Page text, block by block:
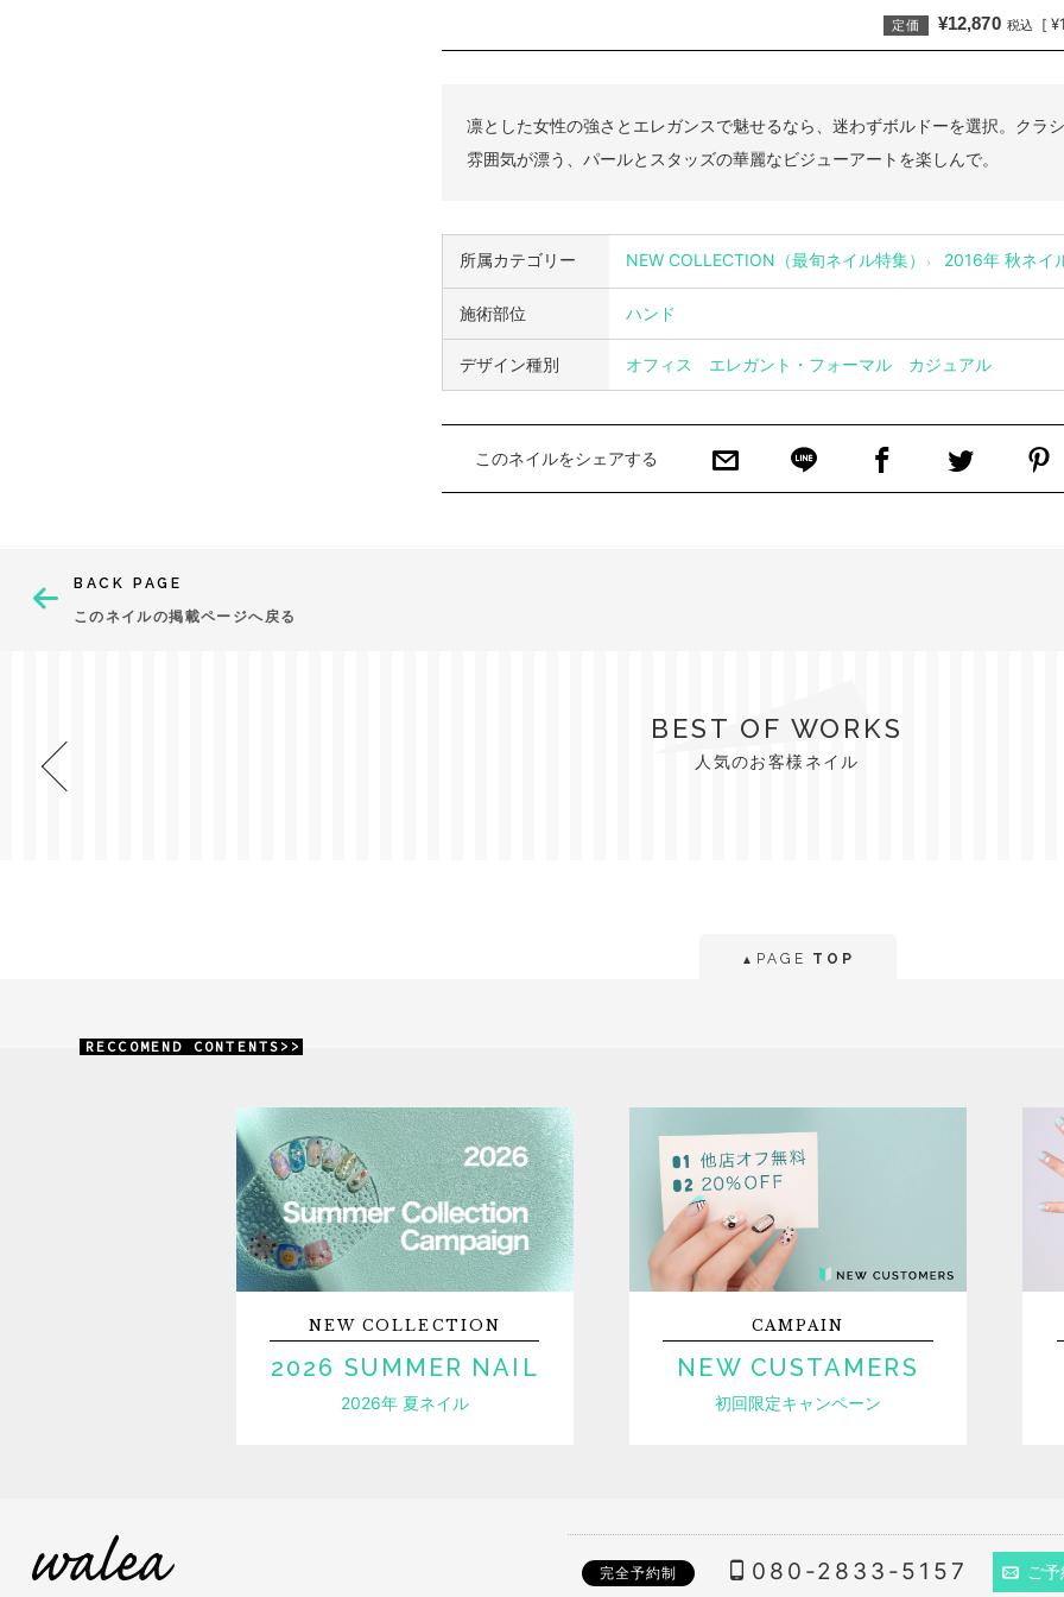
定価 ¥12,870 税込 [
凛とした女性の強さとエレガンスで魅せるなら、迷わずボルドーを選択。クラ
雰囲気が漂う、パールとスタッズの華麗なビジューアートを楽しんで。
所属カテゴリー NEW COLLECTION（最旬ネイル特集） 2016年 秋ネイ
施術部位 ハンド
デザイン種別 オフィス エレガント・フォーマル カジュアル
このネイルをシェアする
BACK PAGE
このネイルの掲載ページへ戻る
BEST OF WORKS
人気のお客様ネイル
▲ PAGE TOP
RECCOMEND CONTENTS>>
NEWCOLLECTION
2026 SUMMER NAIL
2026年 夏ネイル
CAMPAIN
NEW CUSTAMERS
初回限定キャンペーン
完全予約制 080-2833-5157 ご